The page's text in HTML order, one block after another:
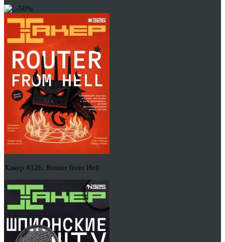
-50%
Хакер #326. Router from Hell